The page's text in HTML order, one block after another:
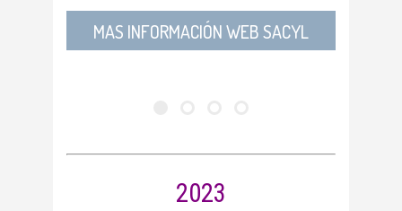
MAS INFORMACIÓN WEB SACYL
2023